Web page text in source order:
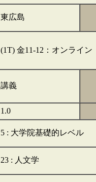
東広島
(1T) 金11-12：オンライン
講義
1.0
5 : 大学院基礎的レベル
23 : 人文学